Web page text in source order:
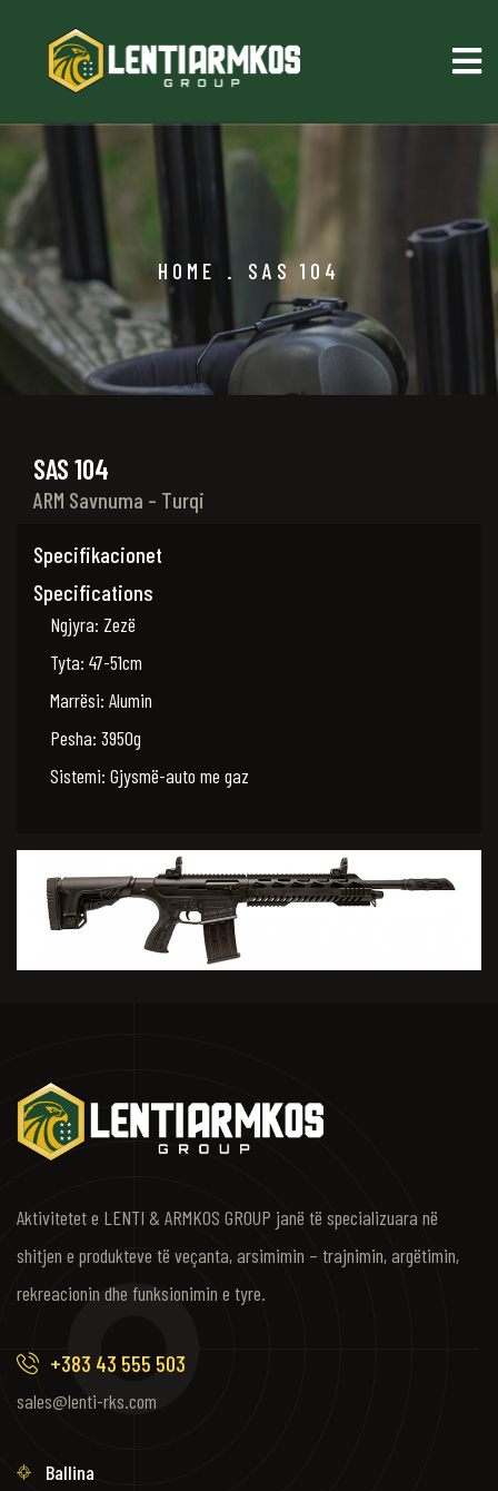
HOME . SAS 104
SAS 104
ARM Savnuma – Turqi
Specifikacionet
Specifications
Ngjyra: Zezë
Tyta: 47-51cm
Marrësi: Alumin
Pesha: 3950g
Sistemi: Gjysmë-auto me gaz
Aktivitetet e LENTI & ARMKOS GROUP janë të specializuara në
shitjen e produkteve të veçanta, arsimimin – trajnimin, argëtimin,
rekreacionin dhe funksionimin e tyre.
+383 43 555 503
sales@lenti-rks.com
Ballina